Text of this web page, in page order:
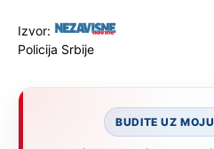
Izvor:
Policija Srbije
BUDITE UZ